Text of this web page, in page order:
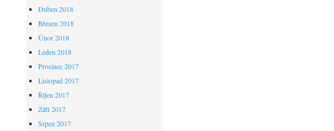
Duben 2018
Březen 2018
Únor 2018
Leden 2018
Prosinec 2017
Listopad 2017
Říjen 2017
Září 2017
Srpen 2017